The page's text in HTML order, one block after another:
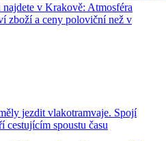
v Krakově: Atmosféra
zboží a ceny poloviční než v
jezdit vlakotramvaje. Spojí
cestujícím spoustu času